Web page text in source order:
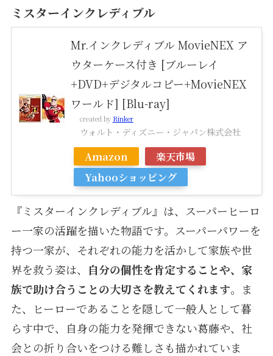
ミスターインクレディブル
Mr.インクレディブル MovieNEX ア
ウターケース付き [ブルーレイ
+DVD+デジタルコピー+MovieNEX
ワールド] [Blu-ray]
created by Rinker
ウォルト・ディズニー・ジャパン株式会社
Amazon
楽天市場
Yahooショッピング
『ミスターインクレディブル』は、スーパーヒーロ
ー一家の活躍を描いた物語です。スーパーパワーを
持つ一家が、それぞれの能力を活かして家族や世
界を救う姿は、
自分の個性を肯定することや、家
族で助け合うことの大切さを教えてくれます。ま
た、ヒーローであることを隠して一般人として暮
らす中で、自身の能力を発揮できない葛藤や、社
会との折り合いをつける難しさも描かれていま